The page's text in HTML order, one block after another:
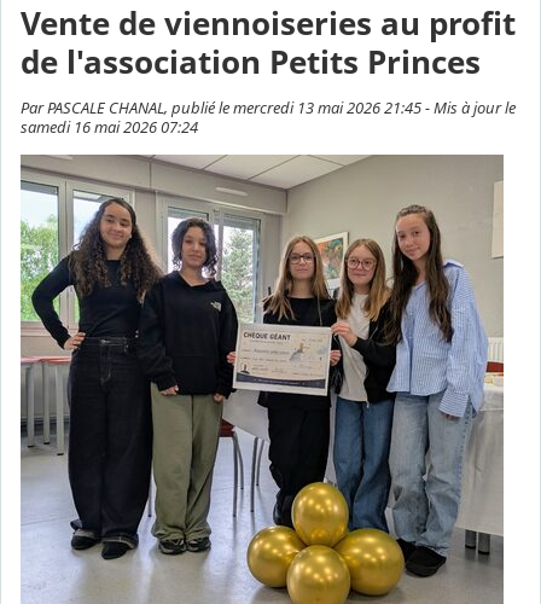
Vente de viennoiseries au profit
de l'association Petits Princes
Par PASCALE CHANAL, publié le mercredi 13 mai 2026 21:45 - Mis à jour le
samedi 16 mai 2026 07:24